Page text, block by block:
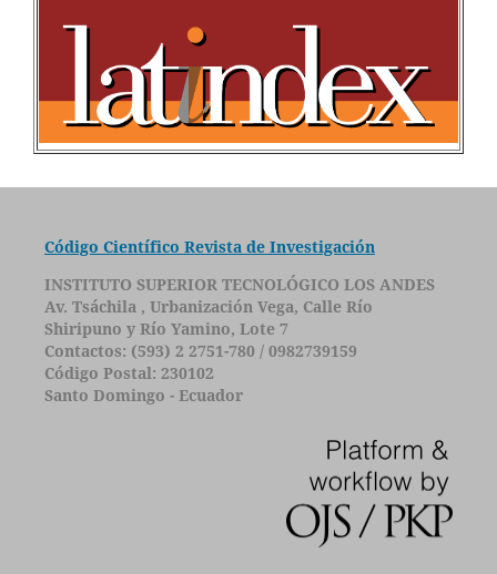
Código Científico Revista de Investigación
INSTITUTO SUPERIOR TECNOLÓGICO LOS ANDES
Av. Tsáchila , Urbanización Vega, Calle Río
Shiripuno y Río Yamino, Lote 7
Contactos: (593) 2 2751-780 / 0982739159
Código Postal: 230102
Santo Domingo - Ecuador